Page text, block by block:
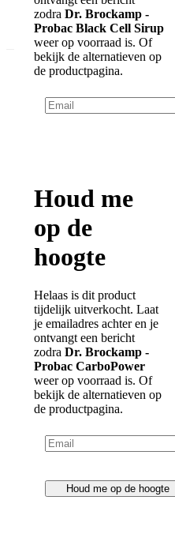
Tegen vlooien en mijten
Tegen wespen en hoornaars
OUTLET 1
zodra Dr. Brockamp -
Probac Black Cell Sirup
weer op voorraad is. Of
bekijk de alternatieven op
de productpagina.
€ 28,56
Ledenprijs € 27,07
Dr. Brockamp -
Probac CarboPower
Houd me
op de
hoogte
Helaas is dit product
tijdelijk uitverkocht. Laat
je emailadres achter en je
ontvangt een bericht
zodra Dr. Brockamp -
Probac CarboPower
weer op voorraad is. Of
bekijk de alternatieven op
de productpagina.
Houd me op de hoogte
Dr. Brockamp -
Probac C-M-K
€ 29,67
€ 28,13
Op voorraadInhoud: 500ml